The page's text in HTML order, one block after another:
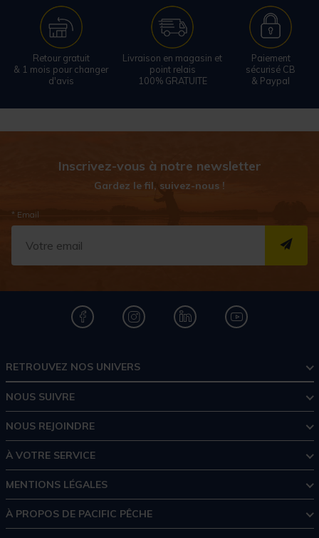
Retour gratuit
& 1 mois pour changer
d'avis
Livraison en magasin et
point relais
100% GRATUITE
Paiement
sécurisé CB
& Paypal
Inscrivez-vous à notre newsletter
Gardez le fil, suivez-nous !
* Email
RETROUVEZ NOS UNIVERS
NOUS SUIVRE
NOUS REJOINDRE
À VOTRE SERVICE
MENTIONS LÉGALES
À PROPOS DE PACIFIC PÊCHE